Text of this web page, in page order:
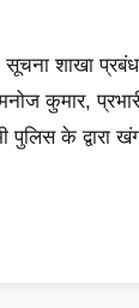
शाखा
कुमार,
के द्वारा